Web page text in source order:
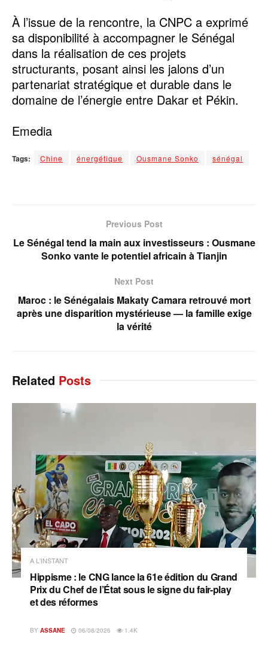
À l’issue de la rencontre, la CNPC a exprimé
sa disponibilité à accompagner le Sénégal
dans la réalisation de ces projets
structurants, posant ainsi les jalons d’un
partenariat stratégique et durable dans le
domaine de l’énergie entre Dakar et Pékin.
Emedia
Tags: Chine énergétique Ousmane Sonko sénégal
Previous Post
Le Sénégal tend la main aux investisseurs : Ousmane
Sonko vante le potentiel africain à Tianjin
Next Post
Maroc : le Sénégalais Makaty Camara retrouvé mort
après une disparition mystérieuse — la famille exige
la vérité
Related Posts
A L'INSTANT
Hippisme : le CNG lance la 61e édition du Grand
Prix du Chef de l’État sous le signe du fair-play
et des réformes
BY ASSANE 06/08/2026 1.4K